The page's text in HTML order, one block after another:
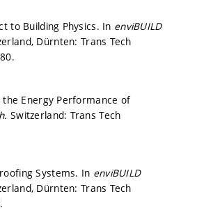
to Building Physics. In enviBUILD
Dürnten: Trans Tech
the Energy Performance of
Switzerland: Trans Tech
Systems. In enviBUILD
Dürnten: Trans Tech